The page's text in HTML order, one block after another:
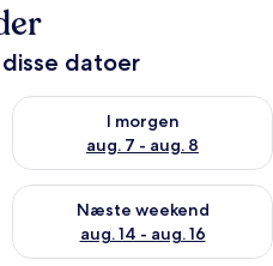
datoer
6 - aug. 7
I morgen
aug. 7 - aug. 8
Tjek tilgængelighed for i
aug. 7 - aug. 9
Næste weekend
aug. 14 - aug. 16
Tjek tilgængelighed for næste